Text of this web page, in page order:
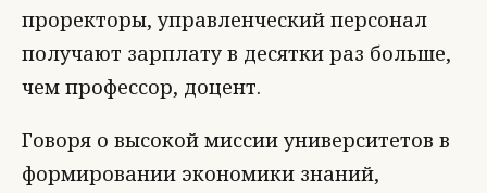
проректоры, управленческий персонал
получают зарплату в десятки раз больше,
чем профессор, доцент.
Говоря о высокой миссии университетов в
формировании экономики знаний,